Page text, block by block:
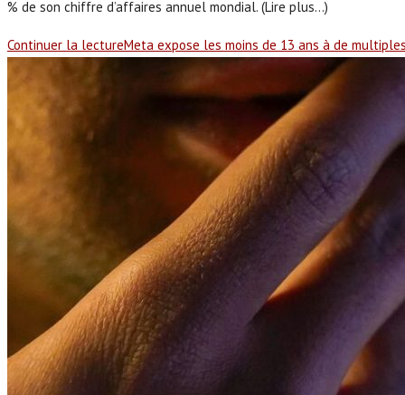
% de son chiffre d’affaires annuel mondial. (Lire plus...)
Continuer la lectureMeta expose les moins de 13 ans à de